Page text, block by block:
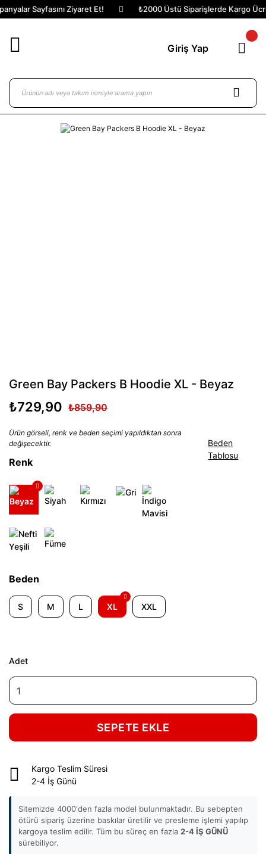
Sayfasını Ziyaret Et! ₺2000 Üstü Siparişlerde Kargo
Giriş Yap
Green Bay Packers B Hoodie XL - Beyaz
₺729,90 ₺859,90
Ürün görseli, renk ve beden seçimi yapıldıktan sonra
değişecektir.
Renk
Beden
S M L XL XXL
Beden
Tablosu
Adet
SEPETE EKLE
Kargo Teslim Süresi
2-4 İş Günü
Sitemizde 4000'den fazla model bulunmaktadır. Bu sebepten
ötürü sipariş üzerine baskılar üretilir ve presleme işlemi yapılıp
kargoya teslim edilir. Tüm bu süreç en fazla 2-4 İŞ GÜNÜ
sürebiliyor.